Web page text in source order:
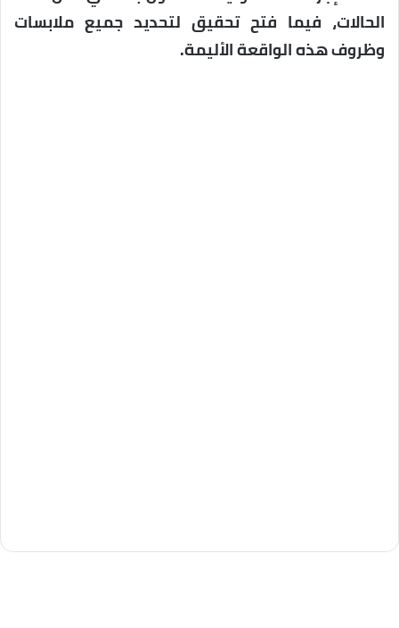
الحالات، فيما فتح تحقيق لتحديد جميع ملابسات
وظروف هذه الواقعة الأليمة.